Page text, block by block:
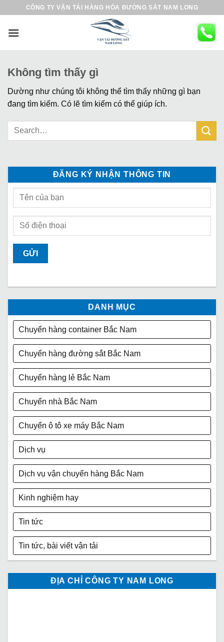
CÔNG TY VẬN TẢI HÀNG HÓA ĐƯỜNG SẮT NAM LONG
Không tìm thấy gì
Dường như chúng tôi không thể tìm thấy những gì bạn
đang tìm kiếm. Có lẽ tìm kiếm có thể giúp ích.
ĐĂNG KÝ NHẬN THÔNG TIN
DANH MỤC
Chuyển hàng container Bắc Nam
Chuyển hàng đường sắt Bắc Nam
Chuyển hàng lẻ Bắc Nam
Chuyển nhà Bắc Nam
Chuyển ô tô xe máy Bắc Nam
Dịch vụ
Dịch vụ vận chuyển hàng Bắc Nam
Kinh nghiệm hay
Tin tức
Tin tức, bài viết vận tải
ĐỊA CHỈ CÔNG TY NAM LONG